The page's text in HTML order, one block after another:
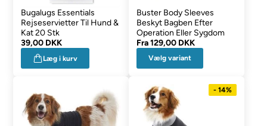
Bugalugs Essentials
Rejseservietter Til Hund &
Kat 20 Stk
39,00 DKK
Læg i kurv
Buster Body Sleeves
Beskyt Bagben Efter
Operation Eller Sygdom
Fra129,00 DKK
Vælg variant
- 14%